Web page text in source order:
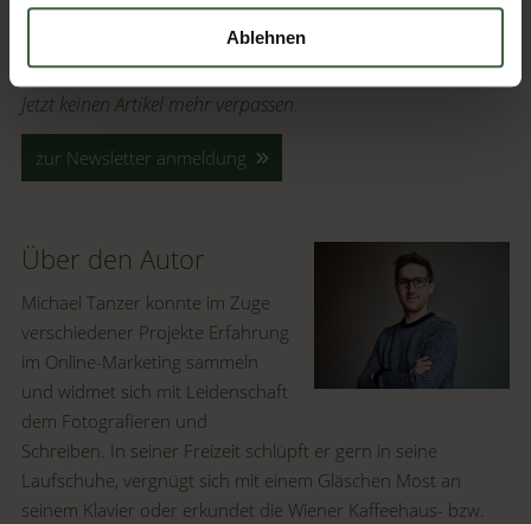
Ablehnen
Jetzt keinen Artikel mehr verpassen.
zur Newsletter anmeldung
Über den Autor
Michael Tanzer konnte im Zuge
verschiedener Projekte Erfahrung
im Online-Marketing sammeln
und widmet sich mit Leidenschaft
dem Fotografieren und
Schreiben. In seiner Freizeit schlüpft er gern in seine
Laufschuhe, vergnügt sich mit einem Gläschen Most an
seinem Klavier oder erkundet die Wiener Kaffeehaus- bzw.